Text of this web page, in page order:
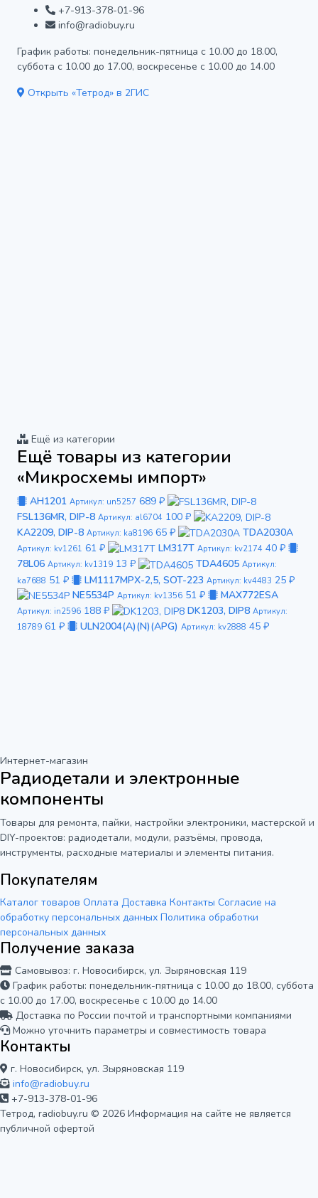
+7-913-378-01-96
info@radiobuy.ru
График работы: понедельник-пятница с 10.00 до 18.00,
суббота с 10.00 до 17.00, воскресенье с 10.00 до 14.00
Открыть «Тетрод» в 2ГИС
Ещё из категории
Ещё товары из категории
«Микросхемы импорт»
AH1201 Артикул: un5257 689 ₽
FSL136MR, DIP-8 Артикул: al6704 100 ₽
KA2209, DIP-8 Артикул: ka8196 65 ₽ TDA2030A
Артикул: kv1261 61 ₽ LM317T Артикул: kv2174 40 ₽
78L06 Артикул: kv1319 13 ₽ TDA4605 Артикул:
ka7688 51 ₽ LM1117MPX-2,5, SOT-223 Артикул: kv4483 25 ₽
NE5534P Артикул: kv1356 51 ₽ MAX772ESA
Артикул: in2596 188 ₽ DK1203, DIP8 Артикул:
18789 61 ₽ ULN2004(A)(N)(APG) Артикул: kv2888 45 ₽
Интернет-магазин
Радиодетали и электронные
компоненты
Товары для ремонта, пайки, настройки электроники, мастерской и
DIY-проектов: радиодетали, модули, разъёмы, провода,
инструменты, расходные материалы и элементы питания.
Покупателям
Каталог товаров Оплата Доставка Контакты Согласие на
обработку персональных данных Политика обработки
персональных данных
Получение заказа
Самовывоз: г. Новосибирск, ул. Зыряновская 119
График работы: понедельник-пятница с 10.00 до 18.00, суббота
с 10.00 до 17.00, воскресенье с 10.00 до 14.00
Доставка по России почтой и транспортными компаниями
Можно уточнить параметры и совместимость товара
Контакты
г. Новосибирск, ул. Зыряновская 119
info@radiobuy.ru
+7-913-378-01-96
Тетрод, radiobuy.ru © 2026 Информация на сайте не является
публичной офертой